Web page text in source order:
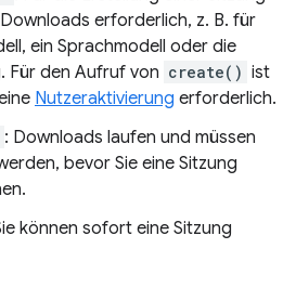
erforderlich, z. B. für
ein Sprachmodell oder die
Für den Aufruf von create() ist
Nutzeraktivierung erforderlich.
: Downloads laufen und müssen
bevor Sie eine Sitzung
können sofort eine Sitzung